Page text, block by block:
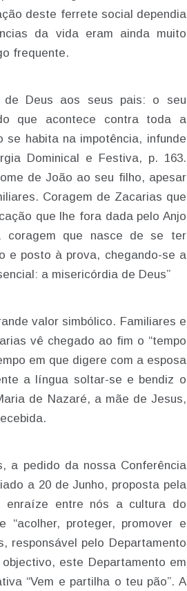
deste ferrete social dependia
da vida eram ainda muito
frequente.
de Deus aos seus pais: o seu
que acontece contra toda a
habita na impotência, infunde
Dominical e Festiva, p. 163.
de João ao seu filho, apesar
Coragem de Zacarias que
que lhe fora dada pelo Anjo
coragem que nasce de se ter
e posto à prova, chegando-se a
a misericórdia de Deus”
valor simbólico. Familiares e
vê chegado ao fim o “tempo
em que digere com a esposa
a língua soltar-se e bendiz o
de Nazaré, a mãe de Jesus,
a pedido da nossa Conferência
a 20 de Junho, proposta pela
enraíze entre nós a cultura do
proteger, promover e
responsável pelo Departamento
este Departamento em
“Vem e partilha o teu pão”. A